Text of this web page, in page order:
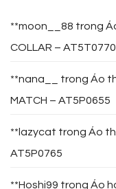
**moon__88 trong
COLLAR – AT5T0770
**nana__ trong Áo
MATCH – AT5P0655
**lazycat trong Áo
AT5P0765
**Hoshi99 trong Áo